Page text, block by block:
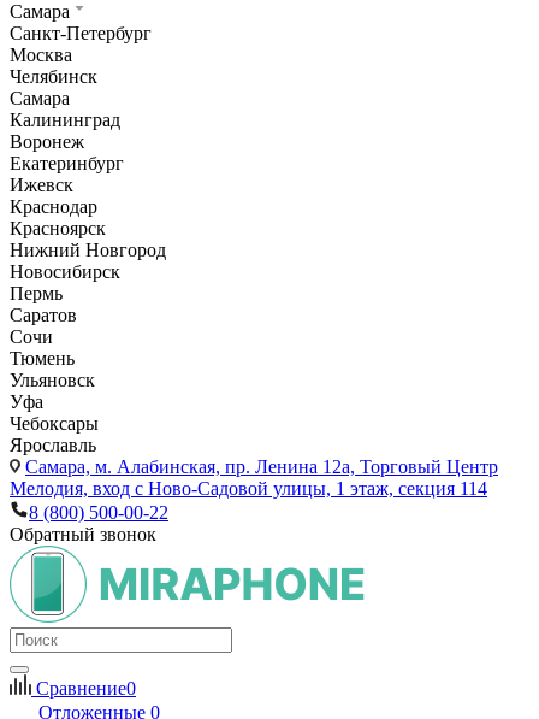
Самара
Санкт-Петербург
Москва
Челябинск
Самара
Калининград
Воронеж
Екатеринбург
Ижевск
Краснодар
Красноярск
Нижний Новгород
Новосибирск
Пермь
Саратов
Сочи
Тюмень
Ульяновск
Уфа
Чебоксары
Ярославль
Самара, м. Алабинская, пр. Ленина 12а, Торговый Центр
Мелодия, вход с Ново-Садовой улицы, 1 этаж, секция 114
8 (800) 500-00-22
Обратный звонок
Сравнение0
Отложенные 0